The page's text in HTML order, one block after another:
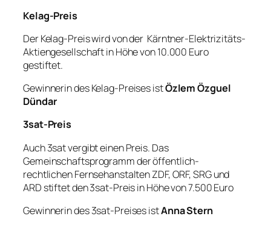
Kelag-Preis
Der Kelag-Preis wird von der Kärntner-Elektrizitäts-
Aktiengesellschaft in Höhe von 10.000 Euro
gestiftet.
Gewinnerin des Kelag-Preises istÖzlem Özguel
Dündar
3sat-Preis
Auch 3sat vergibt einen Preis. Das
Gemeinschaftsprogramm der öffentlich-
rechtlichen Fernsehanstalten ZDF, ORF, SRG und
ARD stiftet den 3sat-Preis in Höhe von 7.500 Euro
Gewinnerin des 3sat-Preises istAnna Stern